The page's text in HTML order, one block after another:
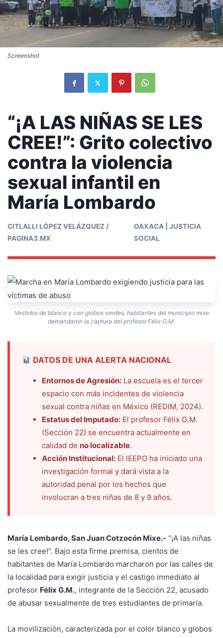
Screenshot
“¡A LAS NIÑAS SE LES
CREE!”: Grito colectivo
contra la violencia
sexual infantil en
María Lombardo
CITLALLI LÓPEZ VELÁZQUEZ /
PAGINA3.MX
OAXACA | JUSTICIA
SOCIAL
Vestidos de blanco y con globos verdes, habitantes del municipio mixe
demandaron la captura del profesor Félix G.M.
DATOS DE UNA ALERTA NACIONAL
Entornos de Agresión: La escuela es el tercer
espacio con más incidentes de violencia
sexual contra niñas en México (REDIM, 2024).
Estatus del Imputado: El profesor Félix G.M.
(Sección 22) se encuentra actualmente en
calidad de no localizable.
Acción Institucional: El IEEPO ha iniciado una
investigación formal y dará vista a la
autoridad penal por los hechos que
involucran a tres niñas de 8 y 9 años.
María Lombardo, San Juan Cotzocón Mixe.- “¡A las niñas
se les cree!”. Bajo esta firme premisa, cientos de
habitantes de María Lombardo marcharon por las calles de
la localidad para exigir justicia y el castigo inmediato al
profesor Félix G.M., integrante de la Sección 22, acusado
de abusar sexualmente de tres estudiantes de primaria.
La movilización, caracterizada por el color blanco y globos